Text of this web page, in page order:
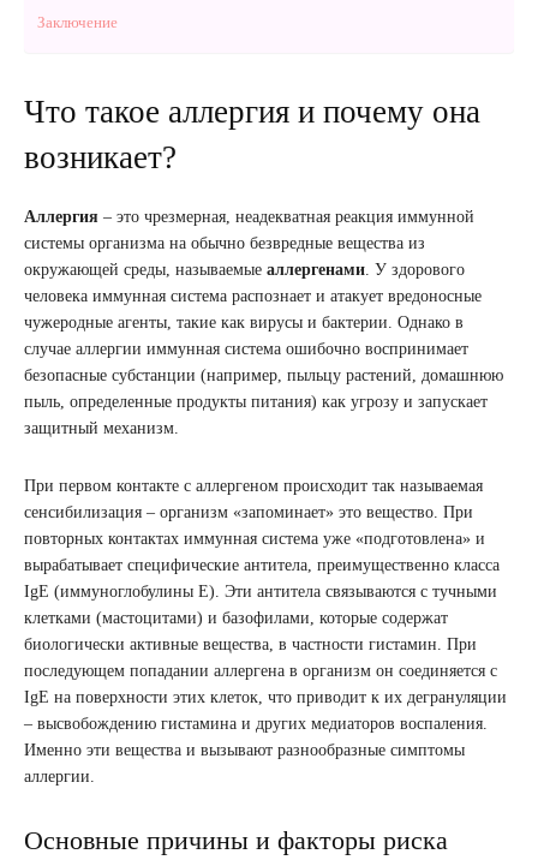
Заключение
Что такое аллергия и почему она
возникает?
Аллергия – это чрезмерная, неадекватная реакция иммунной
системы организма на обычно безвредные вещества из
окружающей среды, называемые аллергенами. У здорового
человека иммунная система распознает и атакует вредоносные
чужеродные агенты, такие как вирусы и бактерии. Однако в
случае аллергии иммунная система ошибочно воспринимает
безопасные субстанции (например, пыльцу растений, домашнюю
пыль, определенные продукты питания) как угрозу и запускает
защитный механизм.
При первом контакте с аллергеном происходит так называемая
сенсибилизация – организм «запоминает» это вещество. При
повторных контактах иммунная система уже «подготовлена» и
вырабатывает специфические антитела, преимущественно класса
IgE (иммуноглобулины Е). Эти антитела связываются с тучными
клетками (мастоцитами) и базофилами, которые содержат
биологически активные вещества, в частности гистамин. При
последующем попадании аллергена в организм он соединяется с
IgE на поверхности этих клеток, что приводит к их дегрануляции
– высвобождению гистамина и других медиаторов воспаления.
Именно эти вещества и вызывают разнообразные симптомы
аллергии.
Основные причины и факторы риска